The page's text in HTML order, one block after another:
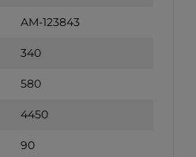
AM-123843
340
580
4450
90